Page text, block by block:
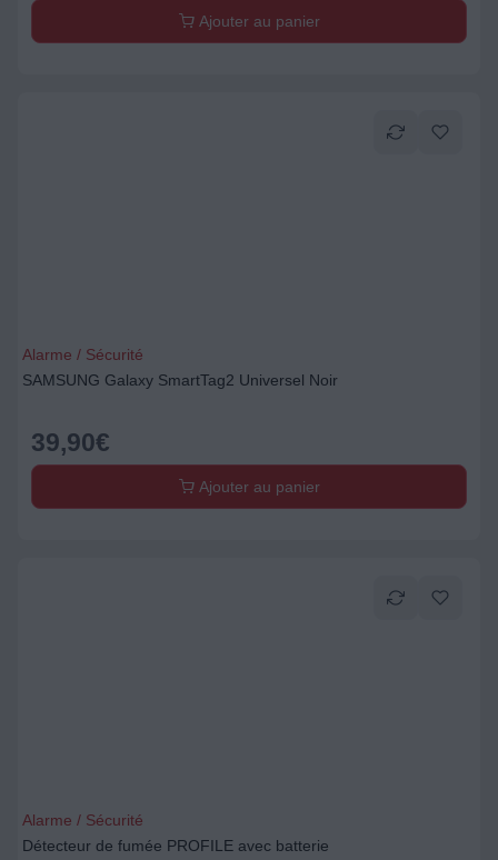
Ajouter au panier
Alarme / Sécurité
SAMSUNG Galaxy SmartTag2 Universel Noir
39,90€
Ajouter au panier
Alarme / Sécurité
Détecteur de fumée PROFILE avec batterie